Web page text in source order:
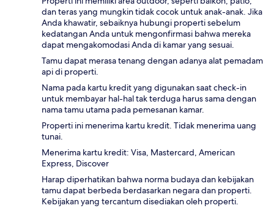
dan teras yang mungkin tidak cocok untuk anak-anak. Jika
Anda khawatir, sebaiknya hubungi properti sebelum
kedatangan Anda untuk mengonfirmasi bahwa mereka
dapat mengakomodasi Anda di kamar yang sesuai.
Tamu dapat merasa tenang dengan adanya alat pemadam
api di properti.
Nama pada kartu kredit yang digunakan saat check-in
untuk membayar hal-hal tak terduga harus sama dengan
nama tamu utama pada pemesanan kamar.
Properti ini menerima kartu kredit. Tidak menerima uang
tunai.
Menerima kartu kredit: Visa, Mastercard, American
Express, Discover
Harap diperhatikan bahwa norma budaya dan kebijakan
tamu dapat berbeda berdasarkan negara dan properti.
Kebijakan yang tercantum disediakan oleh properti.